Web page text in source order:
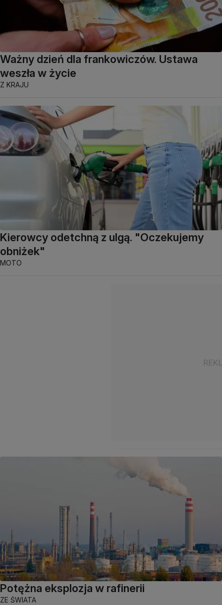
Ważny dzień dla frankowiczów. Ustawa
weszła w życie
Z KRAJU
Kierowcy odetchną z ulgą. "Oczekujemy
obniżek"
MOTO
Potężna eksplozja w rafinerii
ZE ŚWIATA